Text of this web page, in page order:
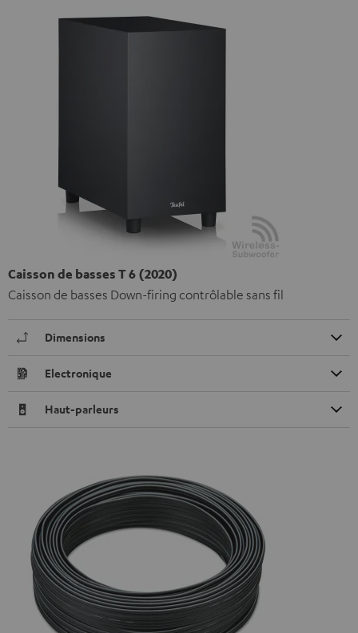
Caisson de basses T 6 (2020)
Caisson de basses Down-firing contrôlable sans fil
Dimensions
Electronique
Haut-parleurs